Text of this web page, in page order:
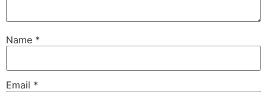
Name *
Email *